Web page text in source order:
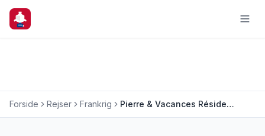
Forside Rejser Frankrig Pierre & Vacances Résidence Port Guillaume